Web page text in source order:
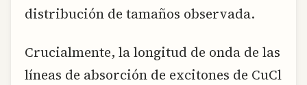
distribución de tamaños observada.
Crucialmente, la longitud de onda de las
líneas de absorción de excitones de CuCl